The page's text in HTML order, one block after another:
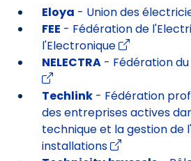
Eloya - Union des
FEE - Fédération de
l'Electronique
NELECTRA - Fédération
Techlink - Fédération
des entreprises actives
technique et la gestion de
installations